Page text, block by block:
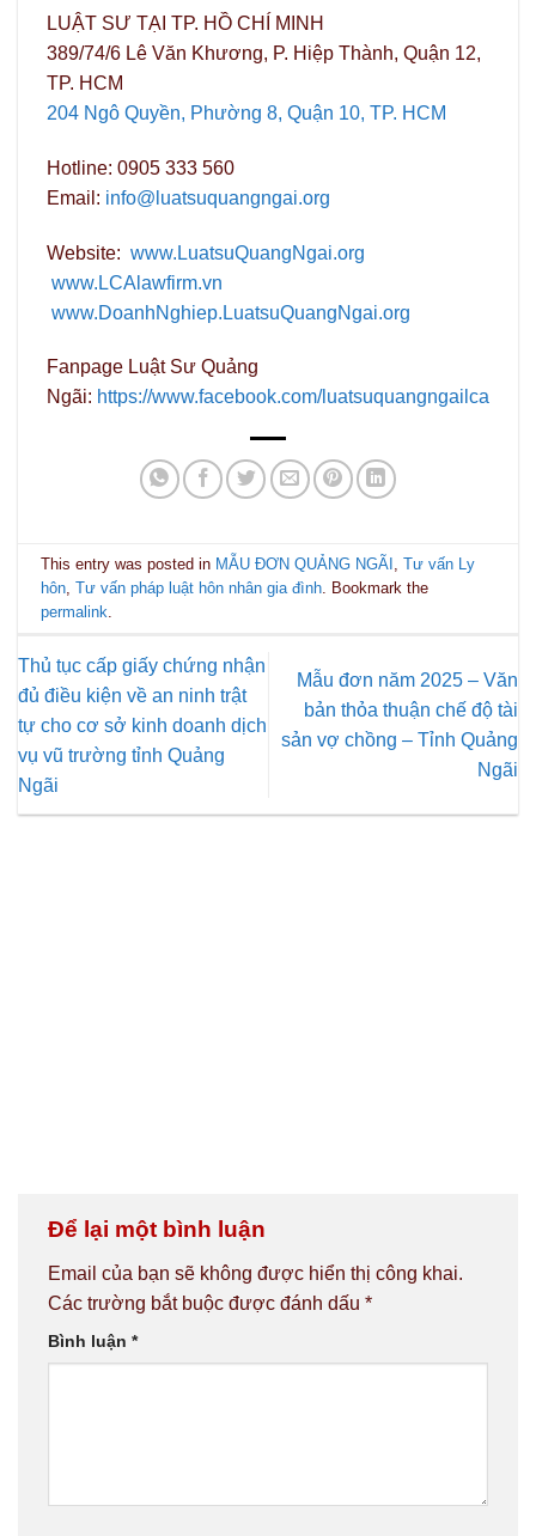
LUẬT SƯ TẠI TP. HỒ CHÍ MINH
389/74/6 Lê Văn Khương, P. Hiệp Thành, Quận 12,
TP. HCM
204 Ngô Quyền, Phường 8, Quận 10, TP. HCM
Hotline: 0905 333 560
Email: info@luatsuquangngai.org
Website: www.LuatsuQuangNgai.org
www.LCAlawfirm.vn
www.DoanhNghiep.LuatsuQuangNgai.org
Fanpage Luật Sư Quảng
Ngãi: https://www.facebook.com/luatsuquangngailca
This entry was posted in MẪU ĐƠN QUẢNG NGÃI ,Tư vấn Ly
hôn ,Tư vấn pháp luật hôn nhân gia đình . Bookmark the
permalink
Thủ tục cấp giấy chứng nhận
đủ điều kiện về an ninh trật
tự cho cơ sở kinh doanh dịch
vụ vũ trường tỉnh Quảng
Ngãi
Mẫu đơn năm 2025 – Văn
bản thỏa thuận chế độ tài
sản vợ chồng – Tỉnh Quảng
Ngãi
Để lại một bình luận
Email của bạn sẽ không được hiển thị công khai.
Các trường bắt buộc được đánh dấu *
Bình luận *